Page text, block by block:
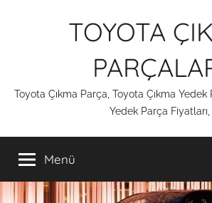
TOYOTA
Toyota Çıkma Parça, Toyota Çıkma Yedek
Yedek Parça Fiyatları,
Menü